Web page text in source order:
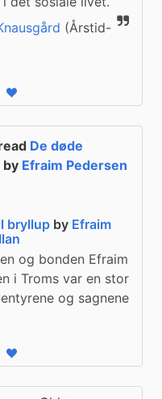
(Årstid-
status
Like status
De døde
by Efraim Pedersen
bryllup by Efraim
og bonden Efraim
i Troms var en stor
og sagnene
status
Like status